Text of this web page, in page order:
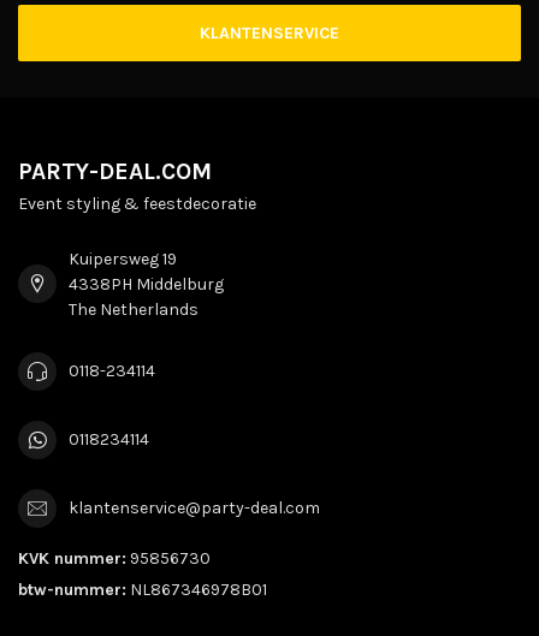
KLANTENSERVICE
PARTY-DEAL.COM
Event styling & feestdecoratie
Kuipersweg 19
4338PH Middelburg
The Netherlands
0118-234114
0118234114
klantenservice@party-deal.com
KVK nummer: 95856730
btw-nummer: NL867346978B01